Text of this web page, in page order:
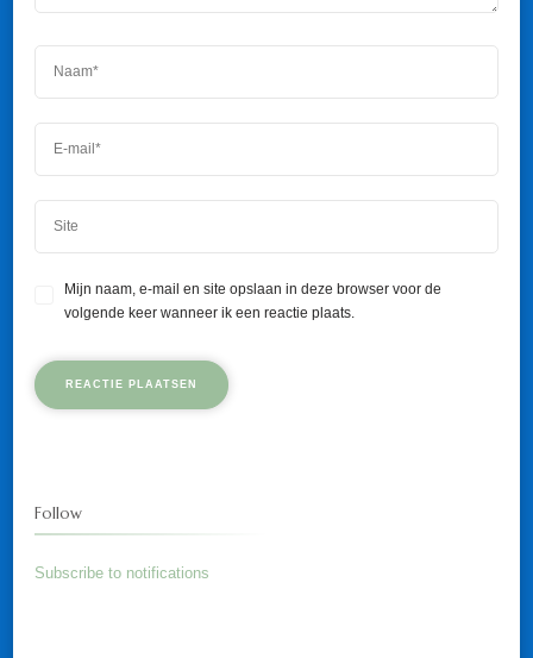
Mijn naam, e-mail en site opslaan in deze browser voor de
volgende keer wanneer ik een reactie plaats.
Follow
Subscribe to notifications